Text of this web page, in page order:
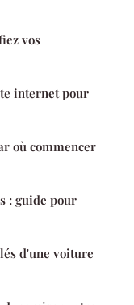
vos
internet pour
où commencer
: guide pour
d'une voiture